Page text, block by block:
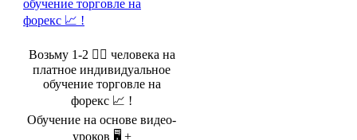
Возьму 1-2 🤵‍♂️ человека на
платное индивидуальное
обучение торговле на
форекс 📈 !
Обучение на основе видео-
уроков 🖥️ +